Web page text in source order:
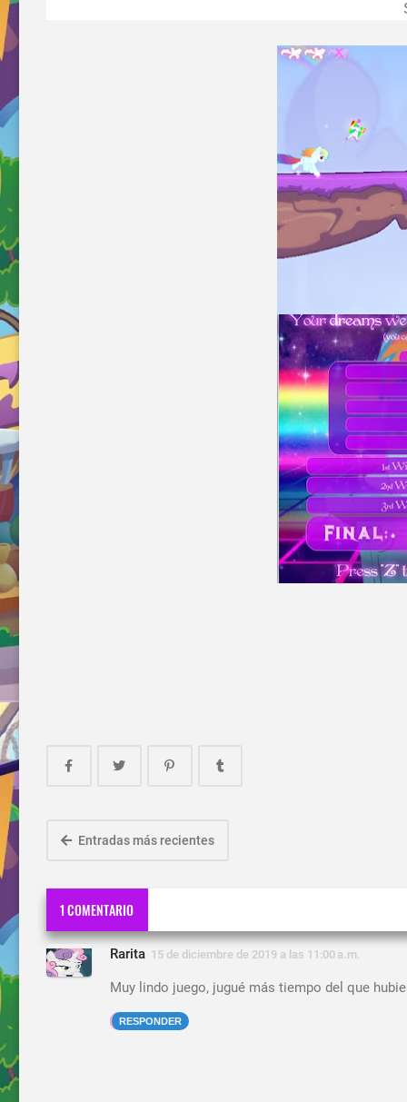
Entradas más recientes
1 COMENTARIO
Rarita 15 de diciembre de 2019 a las 11:00 a.m.
Muy lindo juego, jugué más tiempo del que
RESPONDER